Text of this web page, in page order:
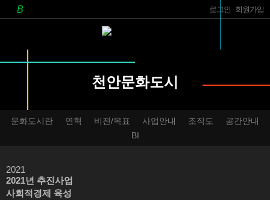
로그인 회원가입
천안문화도시
문화도시란 연혁 비전/목표 사업안내 조직도
공간안내
BI
2021
2021년 추진사업
사회적경제 육성